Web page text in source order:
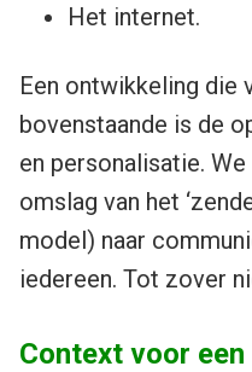
Het internet.
Een ontwikkeling die
bovenstaande is de
en personalisatie.
omslag van het
model) naar
iedereen. Tot zover
Context voor